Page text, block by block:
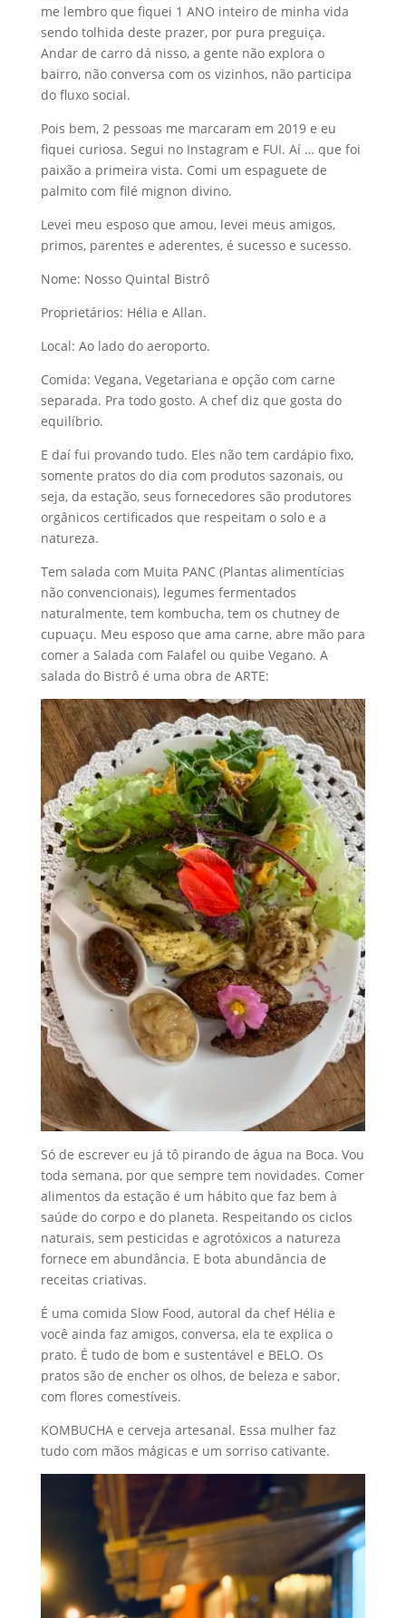
me lembro que fiquei 1 ANO inteiro de minha vida
sendo tolhida deste prazer, por pura preguiça.
Andar de carro dá nisso, a gente não explora o
bairro, não conversa com os vizinhos, não participa
do fluxo social.
Pois bem, 2 pessoas me marcaram em 2019 e eu
fiquei curiosa. Segui no Instagram e FUI. Aí … que foi
paixão a primeira vista. Comi um espaguete de
palmito com filé mignon divino.
Levei meu esposo que amou, levei meus amigos,
primos, parentes e aderentes, é sucesso e sucesso.
Nome: Nosso Quintal Bistrô
Proprietários: Hélia e Allan.
Local: Ao lado do aeroporto.
Comida: Vegana, Vegetariana e opção com carne
separada. Pra todo gosto. A chef diz que gosta do
equilíbrio.
E daí fui provando tudo. Eles não tem cardápio fixo,
somente pratos do dia com produtos sazonais, ou
seja, da estação, seus fornecedores são produtores
orgânicos certificados que respeitam o solo e a
natureza.
Tem salada com Muita PANC (Plantas alimentícias
não convencionais), legumes fermentados
naturalmente, tem kombucha, tem os chutney de
cupuaçu. Meu esposo que ama carne, abre mão para
comer a Salada com Falafel ou quibe Vegano. A
salada do Bistrô é uma obra de ARTE:
Só de escrever eu já tô pirando de água na Boca. Vou
toda semana, por que sempre tem novidades. Comer
alimentos da estação é um hábito que faz bem à
saúde do corpo e do planeta. Respeitando os ciclos
naturais, sem pesticidas e agrotóxicos a natureza
fornece em abundância. E bota abundância de
receitas criativas.
É uma comida Slow Food, autoral da chef Hélia e
você ainda faz amigos, conversa, ela te explica o
prato. É tudo de bom e sustentável e BELO. Os
pratos são de encher os olhos, de beleza e sabor,
com flores comestíveis.
KOMBUCHA e cerveja artesanal. Essa mulher faz
tudo com mãos mágicas e um sorriso cativante.